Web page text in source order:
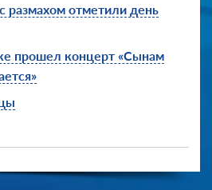
отметили день
прошел концерт «Сынам